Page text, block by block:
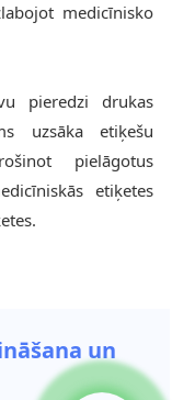
medicīnisko
pieredzi drukas
uzsāka etiķešu
pielāgotus
etiķetes
un